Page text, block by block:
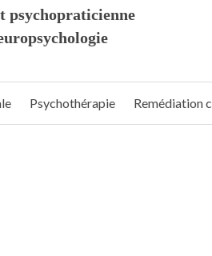
psychopraticienne
Psychothérapie Remédiation